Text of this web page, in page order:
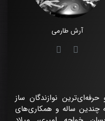
آرش طارمی
نوازندگان ساز
چندین ساله و همکاری‌های